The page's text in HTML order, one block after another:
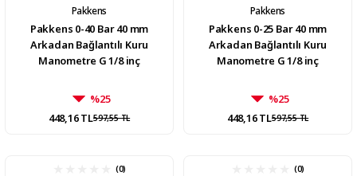
Pakkens
Pakkens 0-40 Bar 40 mm
Arkadan Bağlantılı Kuru
Manometre G 1/8 inç
%25
448,16 TL597,55 TL
Pakkens
Pakkens 0-25 Bar 40 mm
Arkadan Bağlantılı Kuru
Manometre G 1/8 inç
%25
448,16 TL597,55 TL
(0) (0)